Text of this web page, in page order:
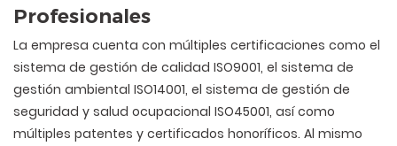
Profesionales
La empresa cuenta con múltiples certificaciones como el
sistema de gestión de calidad ISO9001, el sistema de
gestión ambiental ISO14001, el sistema de gestión de
seguridad y salud ocupacional ISO45001, así como
múltiples patentes y certificados honoríficos. Al mismo